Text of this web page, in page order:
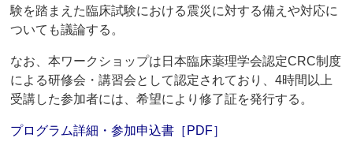
験を踏まえた臨床試験における震災に対する備えや対応に
ついても議論する。
なお、本ワークショップは日本臨床薬理学会認定CRC制度
による研修会・講習会として認定されており、4時間以上
受講した参加者には、希望により修了証を発行する。
プログラム詳細・参加申込書［PDF］